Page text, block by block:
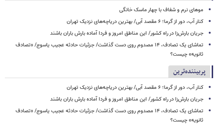
موهای نرم و شفاف با چهار ماسک خانگی
کنار آب، دور از گرما؛ ۶ مقصد آبی/ بهترین دریاچه‌های نزدیک تهران
جریان بارش‌زا در راه کشور/ این مناطق امروز و فردا آماده بارش باران باشند
تماشای یک تصادف، ۱۴ مصدوم روی دست گذاشت/ جزئیات حادثه عجیب یاسوج/ «تصادف
ثانویه» چیست؟
پربیننده‌ترین
کنار آب، دور از گرما؛ ۶ مقصد آبی/ بهترین دریاچه‌های نزدیک تهران
جریان بارش‌زا در راه کشور/ این مناطق امروز و فردا آماده بارش باران باشند
تماشای یک تصادف، ۱۴ مصدوم روی دست گذاشت/ جزئیات حادثه عجیب یاسوج/ «تصادف
ثانویه» چیست؟